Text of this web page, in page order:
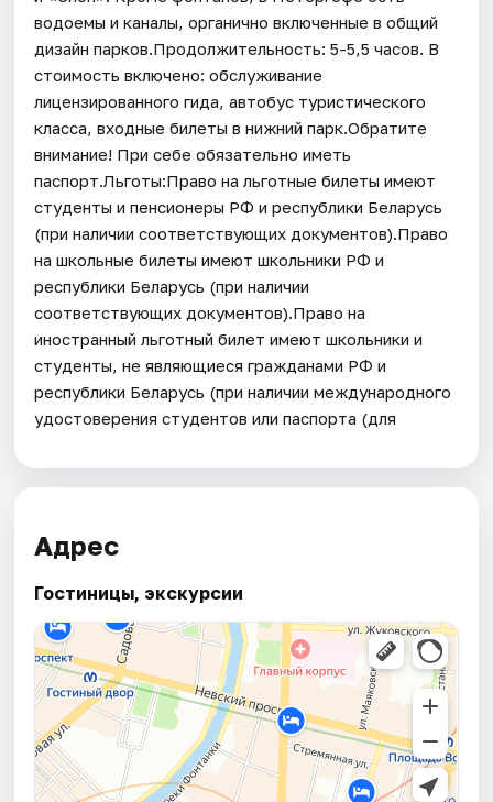
водоемы и каналы, органично включенные в общий
дизайн парков.Продолжительность: 5-5,5 часов. В
стоимость включено: обслуживание
лицензированного гида, автобус туристического
класса, входные билеты в нижний парк.Обратите
внимание! При себе обязательно иметь
паспорт.Льготы:Право на льготные билеты имеют
студенты и пенсионеры РФ и республики Беларусь
(при наличии соответствующих документов).Право
на школьные билеты имеют школьники РФ и
республики Беларусь (при наличии
соответствующих документов).Право на
иностранный льготный билет имеют школьники и
студенты, не являющиеся гражданами РФ и
республики Беларусь (при наличии международного
удостоверения студентов или паспорта (для
Адрес
Гостиницы, экскурсии